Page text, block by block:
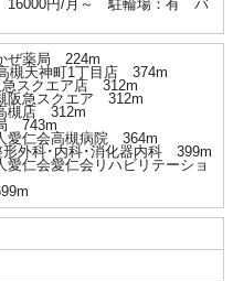
16000円/月～ 駐輪場：有 バ
ぜ薬局 224m
槻天神町1丁目店 374m
急スクエア店 312m
阪急スクエア 312m
槻店 312m
743m
愛仁会高槻病院 364m
形外科･内科･消化器内科 399m
愛仁会愛仁会リハビリテーショ